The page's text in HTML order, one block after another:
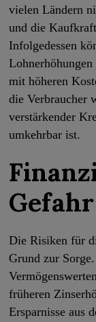
vielen Ländern
und die
Infolgedessen
mit höheren
die Verbraucher
verstärkender
umkehrbar ist.
Gefahr
Die Risiken für
Grund zur
früheren
Ersparnisse aus